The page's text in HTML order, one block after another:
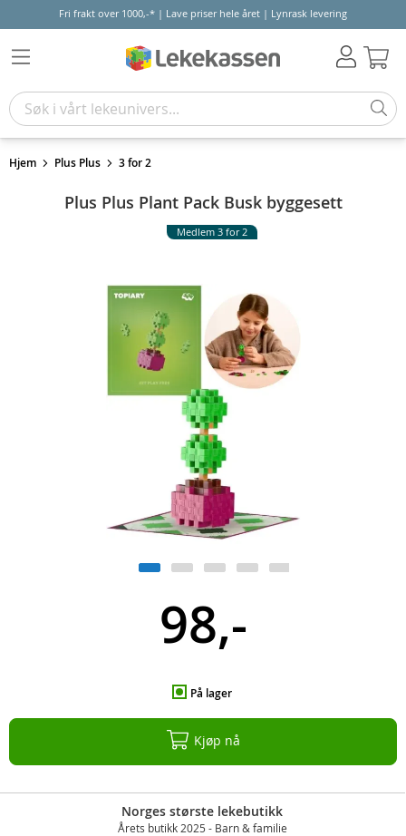
Fri frakt over 1000,-* | Lave priser hele året | Lynrask levering
Hjem Plus Plus 3 for 2
Plus Plus Plant Pack Busk byggesett
Medlem 3 for 2
98,-
På lager
Kjøp nå
Norges største lekebutikk
Årets butikk 2025 - Barn & familie